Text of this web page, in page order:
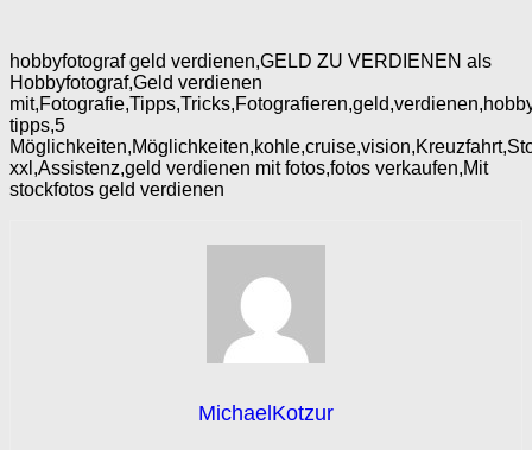
hobbyfotograf geld verdienen,GELD ZU VERDIENEN als
Hobbyfotograf,Geld verdienen
tipps,5
xxl,Assistenz,geld verdienen mit fotos,fotos verkaufen,Mit
stockfotos geld verdienen
MichaelKotzur